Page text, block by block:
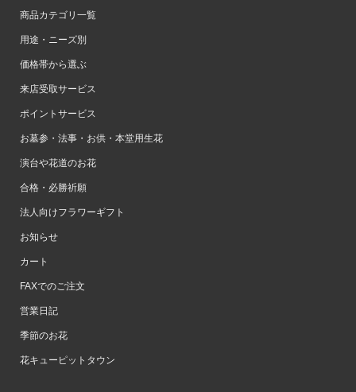
商品カテゴリ一覧
用途・ニーズ別
価格帯から選ぶ
来店受取サービス
ポイントサービス
お墓参・法事・お供・本堂用生花
演台や花道のお花
合格・必勝祈願
法人向けフラワーギフト
お知らせ
カート
FAXでのご注文
営業日記
季節のお花
花キューピットタウン